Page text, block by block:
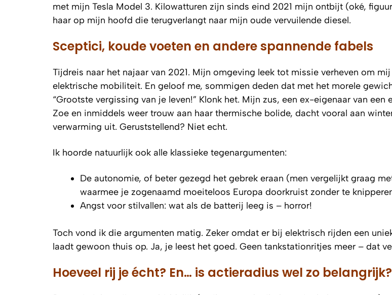
met mijn Tesla Model 3. Kilowatturen zijn sinds eind 2021 mijn ontbijt (oké,
haar op mijn hoofd die terugverlangt naar mijn oude vervuilende diesel.
Sceptici, koude voeten en andere spannende fabels
Tijdreis naar het najaar van 2021. Mijn omgeving leek tot missie verheven om
elektrische mobiliteit. En geloof me, sommigen deden dat met het morele
“Grootste vergissing van je leven!” Klonk het. Mijn zus, een ex-eigenaar van een
Zoe en inmiddels weer trouw aan haar thermische bolide, dacht vooral aan
verwarming uit. Geruststellend? Niet echt.
Ik hoorde natuurlijk ook alle klassieke tegenargumenten:
De autonomie, of beter gezegd het gebrek eraan (men vergelijkt graag
waarmee je zogenaamd moeiteloos Europa doorkruist zonder te
Angst voor stilvallen: wat als de batterij leeg is – horror!
Toch vond ik die argumenten matig. Zeker omdat er bij elektrisch rijden een
laadt gewoon thuis op. Ja, je leest het goed. Geen tankstationritjes meer – dat
Hoeveel rij je écht? En… is actieradius wel zo belangrijk?